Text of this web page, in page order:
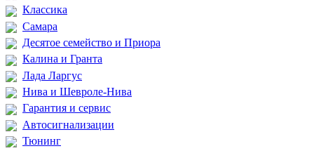
Классика
Самара
Десятое семейство и Приора
Калина и Гранта
Лада Ларгус
Нива и Шевроле-Нива
Гарантия и сервис
Автосигнализации
Тюнинг